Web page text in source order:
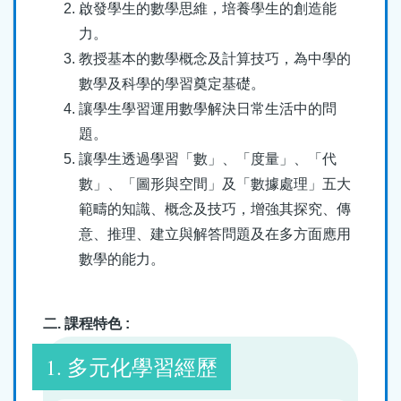
啟發學生的數學思維，培養學生的創造能
力。
教授基本的數學概念及計算技巧，為中學的
數學及科學的學習奠定基礎。
讓學生學習運用數學解決日常生活中的問
題。
讓學生透過學習「數」、「度量」、「代
數」、「圖形與空間」及「數據處理」五大
範疇的知識、概念及技巧，增強其探究、傳
意、推理、建立與解答問題及在多方面應用
數學的能力。
二. 課程特色 :
1. 多元化學習經歷